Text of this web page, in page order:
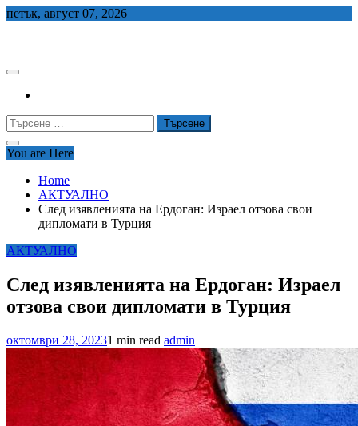
Skip
петък, август 07, 2026
Търсене
за:
You are Here
Home
АКТУАЛНО
След изявленията на Ердоган: Израел отзова свои
дипломати в Турция
АКТУАЛНО
След изявленията на Ердоган: Израел
отзова свои дипломати в Турция
октомври 28, 20231 min read admin